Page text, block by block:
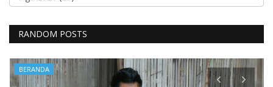
RANDOM POSTS
BERANDA